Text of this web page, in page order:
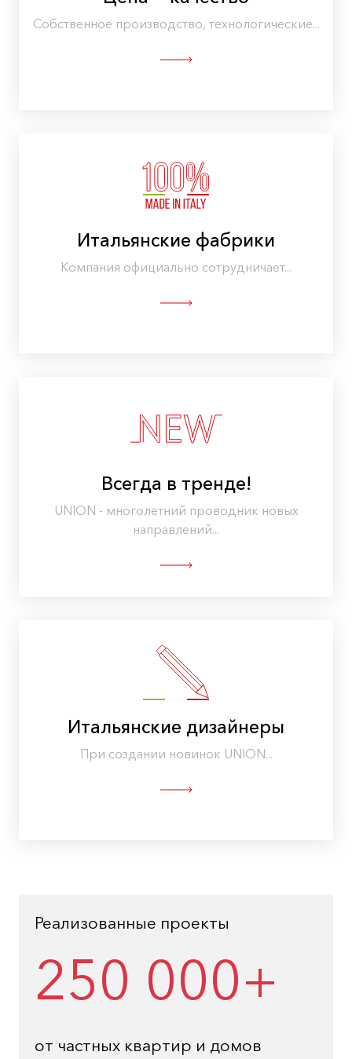
Собственное производство, технологические...
Итальянские фабрики
Компания официально сотрудничает...
Всегда в тренде!
UNION - многолетний проводник новых
направлений...
Итальянские дизайнеры
При создании новинок UNION...
Реализованные проекты
250 000+
от частных квартир и домов